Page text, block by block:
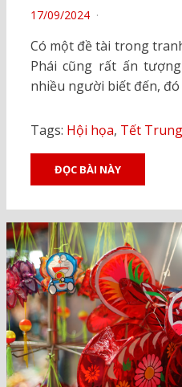
POSTED
17/09/2024
Có một đề tài trong
Phái cũng rất ấn
nhiều người biết đến,
Tags: Hội họa, Tết
ĐỌC BÀI NÀY